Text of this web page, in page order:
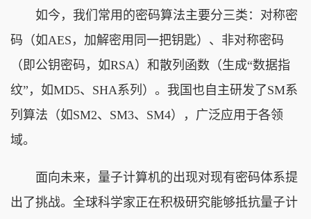
如今，我们常用的密码算法主要分三类：对称密
码（如AES，加解密用同一把钥匙）、非对称密码
（即公钥密码，如RSA）和散列函数（生成“数据指
纹”，如MD5、SHA系列）。我国也自主研发了SM系
列算法（如SM2、SM3、SM4），广泛应用于各领
域。
面向未来，量子计算机的出现对现有密码体系提
出了挑战。全球科学家正在积极研究能够抵抗量子计